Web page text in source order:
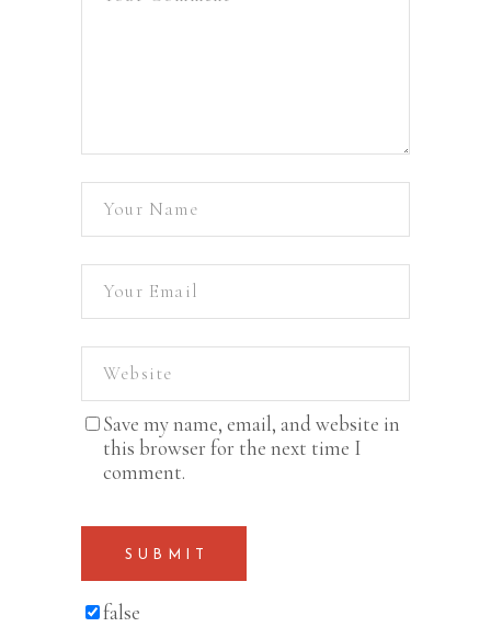
Save my name, email, and website in
this browser for the next time I
comment.
SUBMIT
false